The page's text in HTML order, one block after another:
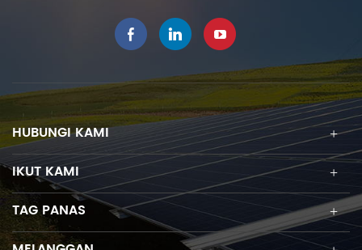
HUBUNGI KAMI
IKUT KAMI
TAG PANAS